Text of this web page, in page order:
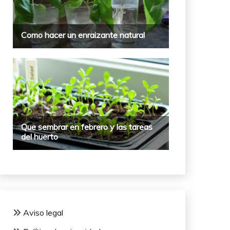
Aviso legal